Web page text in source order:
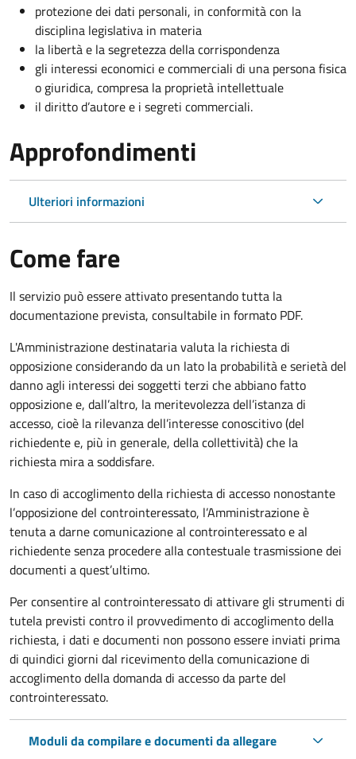
protezione dei dati personali, in conformità con la
disciplina legislativa in materia
la libertà e la segretezza della corrispondenza
gli interessi economici e commerciali di una persona fisica
o giuridica, compresa la proprietà intellettuale
il diritto d’autore e i segreti commerciali.
Approfondimenti
Ulteriori informazioni
Come fare
Il servizio può essere attivato presentando tutta la
documentazione prevista, consultabile in formato PDF.
L'Amministrazione destinataria valuta la richiesta di
opposizione considerando da un lato la probabilità e serietà del
danno agli interessi dei soggetti terzi che abbiano fatto
opposizione e, dall’altro, la meritevolezza dell’istanza di
accesso, cioè la rilevanza dell’interesse conoscitivo (del
richiedente e, più in generale, della collettività) che la
richiesta mira a soddisfare.
In caso di accoglimento della richiesta di accesso nonostante
l’opposizione del controinteressato, l’Amministrazione è
tenuta a darne comunicazione al controinteressato e al
richiedente senza procedere alla contestuale trasmissione dei
documenti a quest’ultimo.
Per consentire al controinteressato di attivare gli strumenti di
tutela previsti contro il provvedimento di accoglimento della
richiesta, i dati e documenti non possono essere inviati prima
di quindici giorni dal ricevimento della comunicazione di
accoglimento della domanda di accesso da parte del
controinteressato.
Moduli da compilare e documenti da allegare